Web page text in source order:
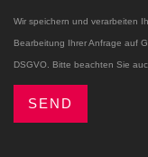
Wir speichern und verarbeiten
Bearbeitung Ihrer Anfrage auf
DSGVO. Bitte beachten Sie